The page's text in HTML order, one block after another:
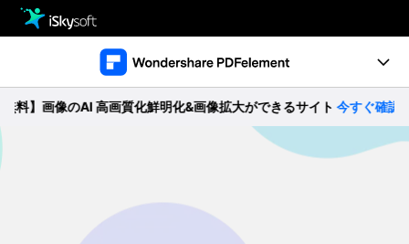
Utility
製品活用事例
製品機能
画像のAI 高画質化鮮明化&画像拡大ができるサイト今すぐ確認 >>